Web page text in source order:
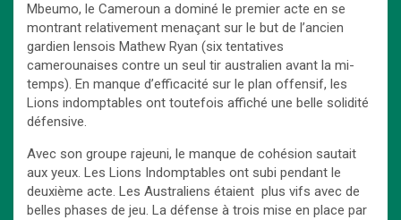
Mbeumo, le Cameroun a dominé le premier acte en se
montrant relativement menaçant sur le but de l’ancien
gardien lensois Mathew Ryan (six tentatives
camerounaises contre un seul tir australien avant la mi-
temps). En manque d’efficacité sur le plan offensif, les
Lions indomptables ont toutefois affiché une belle solidité
défensive.
Avec son groupe rajeuni, le manque de cohésion sautait
aux yeux. Les Lions Indomptables ont subi pendant le
deuxième acte. Les Australiens étaient plus vifs avec de
belles phases de jeu. La défense à trois mise en place par